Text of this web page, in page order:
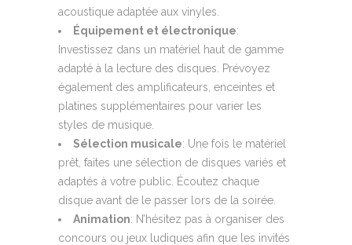
acoustique adaptée aux vinyles.
Équipement et électronique:
Investissez dans un matériel haut de gamme
adapté à la lecture des disques. Prévoyez
également des amplificateurs, enceintes et
platines supplémentaires pour varier les
styles de musique.
Sélection musicale: Une fois le matériel
prêt, faites une sélection de disques variés et
adaptés à votre public. Écoutez chaque
disque avant de le passer lors de la soirée.
Animation: N’hésitez pas à organiser des
concours ou jeux ludiques afin que les invités